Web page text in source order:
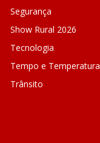
Segurança
Show Rural 2026
Tecnologia
Tempo e Temperatura
Trânsito